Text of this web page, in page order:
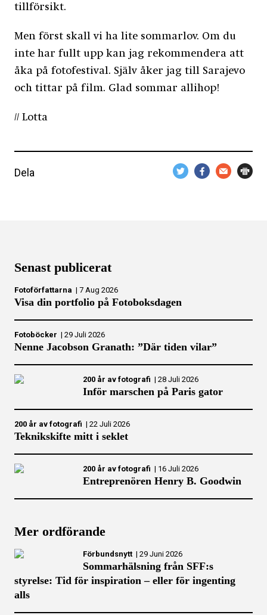
tillförsikt.
Men först skall vi ha lite sommarlov. Om du
inte har fullt upp kan jag rekommendera att
åka på fotofestival. Själv åker jag till Sarajevo
och tittar på film. Glad sommar allihop!
// Lotta
Dela
Senast publicerat
Fotoförfattarna | 7 Aug 2026
Visa din portfolio på Fotoboksdagen
Fotoböcker | 29 Juli 2026
Nenne Jacobson Granath: ”Där tiden vilar”
200 år av fotografi | 28 Juli 2026
Inför marschen på Paris gator
200 år av fotografi | 22 Juli 2026
Teknikskifte mitt i seklet
200 år av fotografi | 16 Juli 2026
Entreprenören Henry B. Goodwin
Mer ordförande
Förbundsnytt | 29 Juni 2026
Sommarhälsning från SFF:s
styrelse: Tid för inspiration – eller för ingenting
alls